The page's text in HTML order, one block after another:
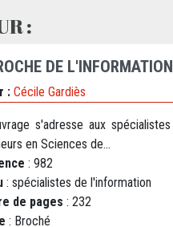
:
DE
: Cécile Gardiès
s'adresse aux
en Sciences de...
: 982
: spécialistes de l'information
de pages : 232
: Broché